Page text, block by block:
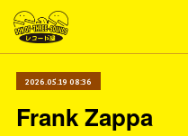
2026.05.19 08:36
Frank Zappa